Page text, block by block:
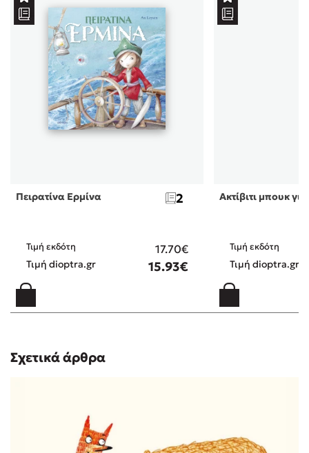
Πειρατίνα Ερμίνα 2
Τιμή εκδότη 17.70€
Τιμή dioptra.gr 15.93€
Ακτίβιτι μπουκ
Τιμή εκδότη
Τιμή dioptra.gr
Σχετικά άρθρα